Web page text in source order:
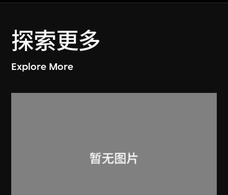
探索更多
Explore More